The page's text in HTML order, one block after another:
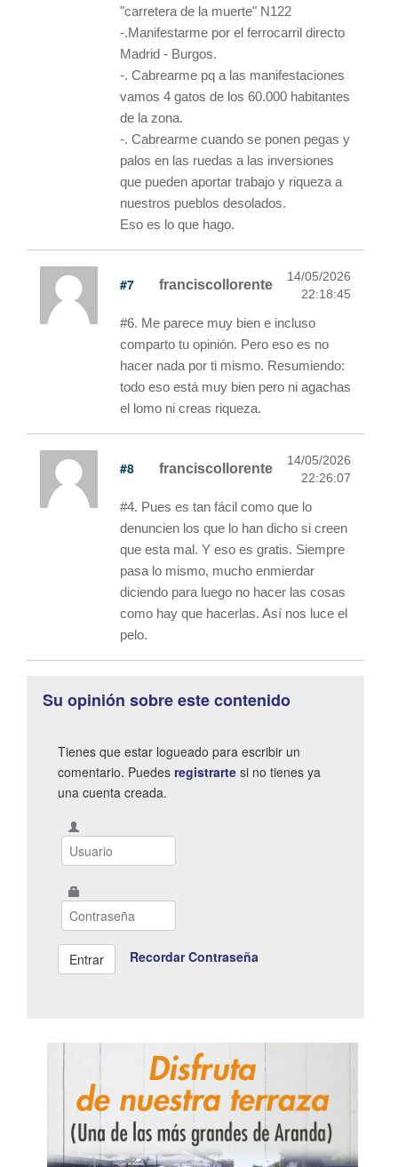
"carretera de la muerte" N122
-.Manifestarme por el ferrocarril directo
Madrid - Burgos.
-. Cabrearme pq a las manifestaciones
vamos 4 gatos de los 60.000 habitantes
de la zona.
-. Cabrearme cuando se ponen pegas y
palos en las ruedas a las inversiones
que pueden aportar trabajo y riqueza a
nuestros pueblos desolados.
Eso es lo que hago.
#7 franciscollorente
14/05/2026
22:18:45
#6. Me parece muy bien e incluso
comparto tu opinión. Pero eso es no
hacer nada por ti mismo. Resumiendo:
todo eso está muy bien pero ni agachas
el lomo ni creas riqueza.
#8 franciscollorente
14/05/2026
22:26:07
#4. Pues es tan fácil como que lo
denuncien los que lo han dicho si creen
que esta mal. Y eso es gratis. Siempre
pasa lo mismo, mucho enmierdar
diciendo para luego no hacer las cosas
como hay que hacerlas. Así nos luce el
pelo.
Su opinión sobre este contenido
Tienes que estar logueado para escribir un
comentario. Puedes registrarte si no tienes ya
una cuenta creada.
Recordar Contraseña